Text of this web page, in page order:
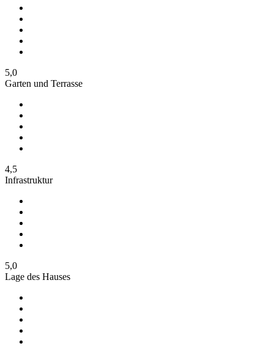
5,0
Garten und Terrasse
4,5
Infrastruktur
5,0
Lage des Hauses